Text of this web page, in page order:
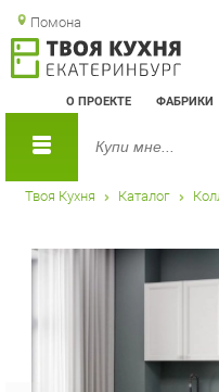
Помона
О ПРОЕКТЕ ФАБРИКИ
Твоя Кухня Каталог